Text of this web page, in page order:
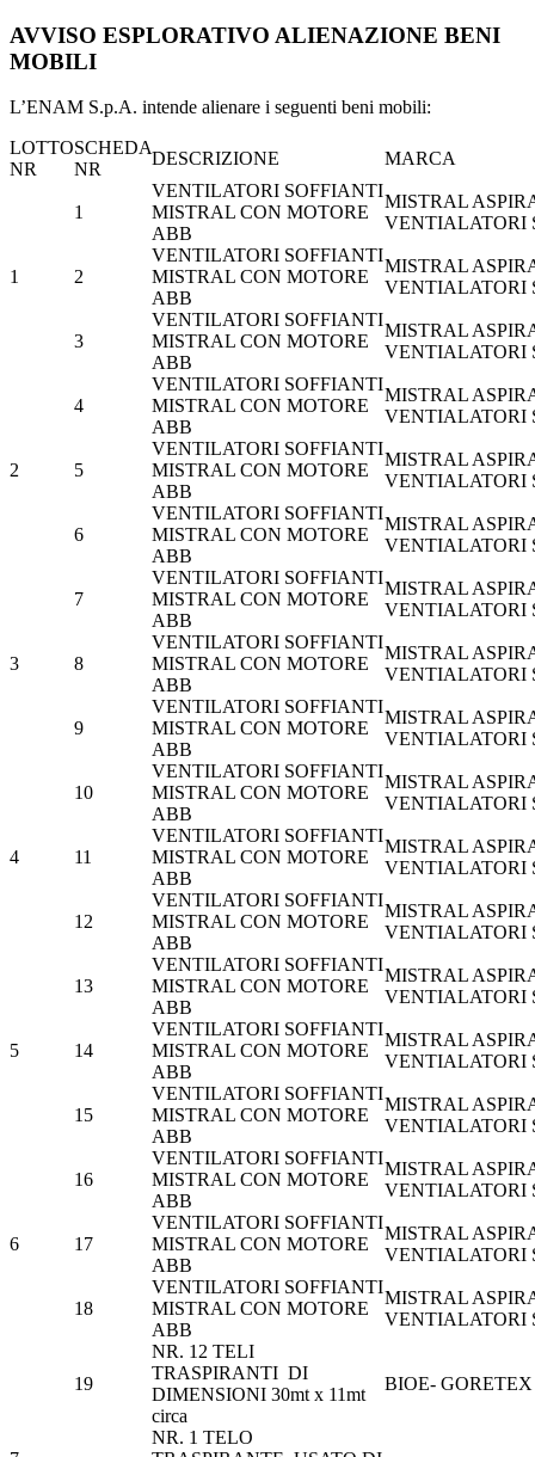
AVVISO ESPLORATIVO ALIENAZIONE BENI
MOBILI
L’ENAM S.p.A. intende alienare i seguenti beni mobili:
LOTTO
NR
SCHEDA
NR
DESCRIZIONE MARCA
1
1
VENTILATORI SOFFIANTI
MISTRAL CON MOTORE
ABB
MISTRAL
VENTIALATORI
2
VENTILATORI SOFFIANTI
MISTRAL CON MOTORE
ABB
MISTRAL
VENTIALATORI
3
VENTILATORI SOFFIANTI
MISTRAL CON MOTORE
ABB
MISTRAL
VENTIALATORI
2
4
VENTILATORI SOFFIANTI
MISTRAL CON MOTORE
ABB
MISTRAL
VENTIALATORI
5
VENTILATORI SOFFIANTI
MISTRAL CON MOTORE
ABB
MISTRAL
VENTIALATORI
6
VENTILATORI SOFFIANTI
MISTRAL CON MOTORE
ABB
MISTRAL
VENTIALATORI
3
7
VENTILATORI SOFFIANTI
MISTRAL CON MOTORE
ABB
MISTRAL
VENTIALATORI
8
VENTILATORI SOFFIANTI
MISTRAL CON MOTORE
ABB
MISTRAL
VENTIALATORI
9
VENTILATORI SOFFIANTI
MISTRAL CON MOTORE
ABB
MISTRAL
VENTIALATORI
4
10
VENTILATORI SOFFIANTI
MISTRAL CON MOTORE
ABB
MISTRAL
VENTIALATORI
11
VENTILATORI SOFFIANTI
MISTRAL CON MOTORE
ABB
MISTRAL
VENTIALATORI
12
VENTILATORI SOFFIANTI
MISTRAL CON MOTORE
ABB
MISTRAL
VENTIALATORI
5
13
VENTILATORI SOFFIANTI
MISTRAL CON MOTORE
ABB
MISTRAL
VENTIALATORI
14
VENTILATORI SOFFIANTI
MISTRAL CON MOTORE
ABB
MISTRAL
VENTIALATORI
15
VENTILATORI SOFFIANTI
MISTRAL CON MOTORE
ABB
MISTRAL
VENTIALATORI
6
16
VENTILATORI SOFFIANTI
MISTRAL CON MOTORE
ABB
MISTRAL
VENTIALATORI
17
VENTILATORI SOFFIANTI
MISTRAL CON MOTORE
ABB
MISTRAL
VENTIALATORI
18
VENTILATORI SOFFIANTI
MISTRAL CON MOTORE
ABB
MISTRAL
VENTIALATORI
19
NR. 12 TELI
TRASPIRANTI DI
DIMENSIONI 30mt x 11mt
circa
BIOE- GORETEX
NR. 1 TELO